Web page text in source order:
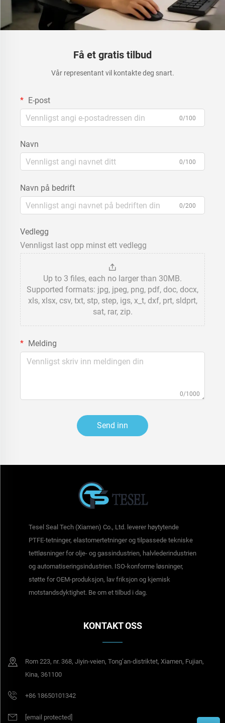
Få et gratis tilbud
Vår representant vil kontakte deg snart.
E-post
0/100
Navn
0/100
Navn på bedrift
0/200
Vedlegg
Vennligst last opp minst ett vedlegg
Up to 3 files, each no larger than 30MB.
Supported formats: jpg, jpeg, png, pdf, doc, docx,
xls, xlsx, csv, txt, stp, step, igs, x_t, dxf, prt, sldprt,
sat, rar, zip.
Melding
0/1000
Send inn
Tesel Seal Tech (Xiamen) Co., Ltd. leverer høytytende
PTFE-tetninger, elastomertetninger og tilpassede tekniske
tettløsninger for olje- og gassindustrien, halvlederindustrien
og automatiseringsindustrien. ISO-konforme løsninger,
støtte for OEM-produksjon, lav friksjon og kjemisk
motstandsdyktighet. Be om et tilbud i dag.
KONTAKT OSS
Rom 223, nr. 368, Jiyin-veien, Tong’an-distriktet, Xiamen, Fujian,
Kina, 361100
+86 18650101342
[email protected]